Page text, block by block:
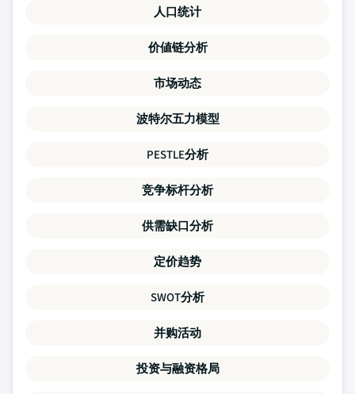
人口统计
价値链分析
市场动态
波特尔五力模型
PESTLE分析
竞争标杆分析
供需缺口分析
定价趋势
SWOT分析
并购活动
投资与融资格局